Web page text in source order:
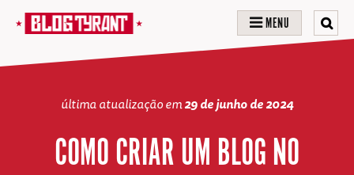
MENU
última atualização em29 de junho de 2024
COMO CRIAR UM BLOG NO